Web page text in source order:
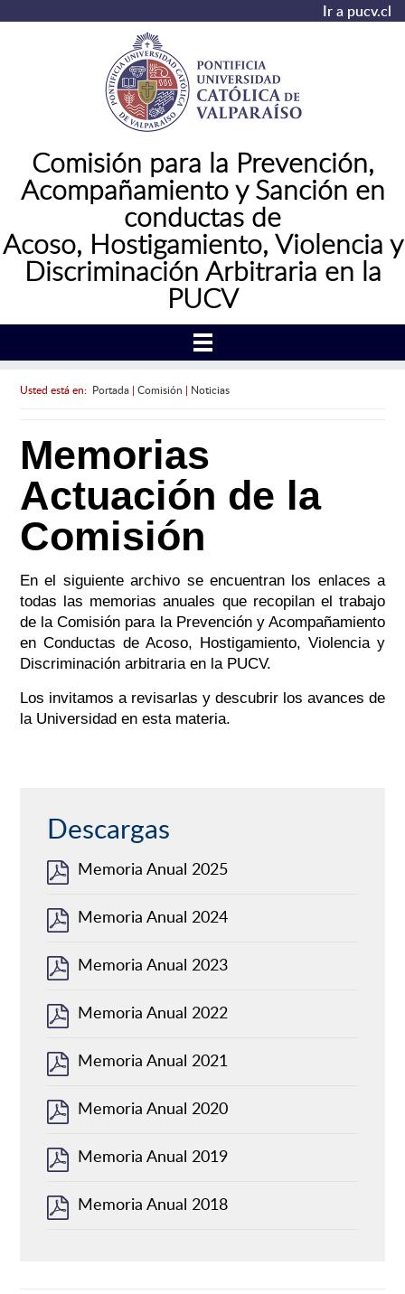
Ir a pucv.cl
Comisión para la Prevención,
Acompañamiento y Sanción en
conductas de
Acoso, Hostigamiento, Violencia y
Discriminación Arbitraria en la
PUCV
Usted está en: Portada| Comisión | Noticias
Memorias
Actuación de la
Comisión
En el siguiente archivo se encuentran los enlaces a
todas las memorias anuales que recopilan el trabajo
de la Comisión para la Prevención y Acompañamiento
en Conductas de Acoso, Hostigamiento, Violencia y
Discriminación arbitraria en la PUCV.
Los invitamos a revisarlas y descubrir los avances de
la Universidad en esta materia.
Descargas
Memoria Anual 2025
Memoria Anual 2024
Memoria Anual 2023
Memoria Anual 2022
Memoria Anual 2021
Memoria Anual 2020
Memoria Anual 2019
Memoria Anual 2018